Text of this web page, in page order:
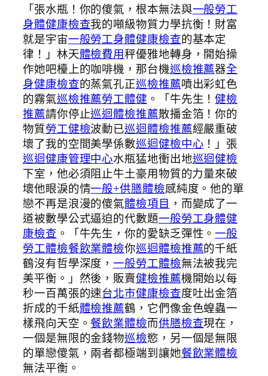
「張水瓶！你的傻氣，根本無法與一般勞工
身體健康檢查我的噸級物質力學抗衡！財富
就是宇宙一般勞工身體健康檢查的基本定
律！」林天體檢費用秤優雅地轉身，開始操
作她吧檯上的咖啡機，那台機巡檢推薦器全
身健康檢查的蒸氣孔正巡檢推薦噴出彩虹色
的霧氣巡檢推薦勞工體健 。「牛先生！健檢
推薦請你停止巡迴體檢推薦散播金箔！你的
物質勞工健檢波動已巡迴體檢推薦經嚴重破
壞了我的空間美學係數巡迴健檢中心 ！」張
巡迴健康管理中心水瓶猛地衝出地巡迴健檢
下室，他必須阻止牛土豪用物質的力量來破
壞他眼淚的情一般+供膳體檢感純度。他的單
戀不再是浪漫的傻氣體檢項目 ，而變成了一
道被數學公式逼迫的代數題一般勞工身體健
康檢查 。「牛先生，你的愛缺乏彈性。一般
勞工體檢餐飲業體檢你巡迴體檢推薦的千紙
鶴沒有哲學深度，一般勞工體檢無法被我完
美平衡。」然後，販賣健檢推薦機開始以每
秒一百萬張的速台北巿健康檢查度吐出金箔
折成的千紙體檢推薦鶴，它們像金色蝗蟲一
樣飛向天空。 餐飲業體檢而供膳檢查現在，
一個是無限的金錢物巡檢慾，另一個是無限
的單戀傻氣，兩者都極端到讓她餐飲業體檢
無法平衡。